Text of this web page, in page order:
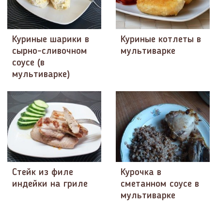
Куриные шарики в
сырно-сливочном
соусе (в
мультиварке)
Куриные котлеты в
мультиварке
Стейк из филе
индейки на гриле
Курочка в
сметанном соусе в
мультиварке